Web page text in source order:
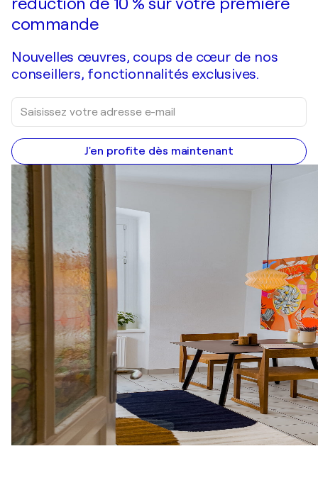
commande
Nouvelles œuvres, coups de cœur de nos
conseillers, fonctionnalités exclusives.
J'en profite dès maintenant